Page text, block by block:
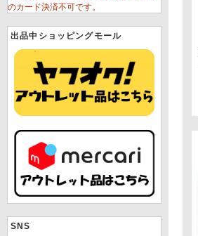
のカード決済不可です。
出品中ショッピングモール
SNS